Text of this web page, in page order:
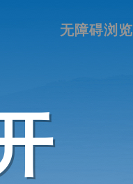
无障碍浏览